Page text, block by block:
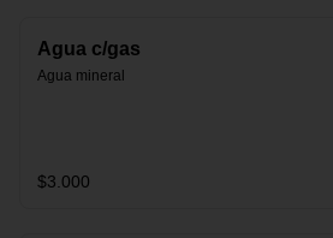
Agua c/gas
Agua mineral
$3.000